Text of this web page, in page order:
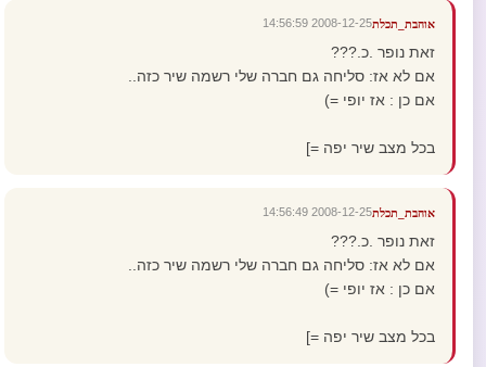
אוהבת_תכלת2008-12-25 14:56:59
זאת נופר .כ.???
אם לא אז: סליחה גם חברה שלי רשמה שיר כזה..
אם כן : אז יופי =)
בכל מצב שיר יפה =]
אוהבת_תכלת2008-12-25 14:56:49
זאת נופר .כ.???
אם לא אז: סליחה גם חברה שלי רשמה שיר כזה..
אם כן : אז יופי =)
בכל מצב שיר יפה =]